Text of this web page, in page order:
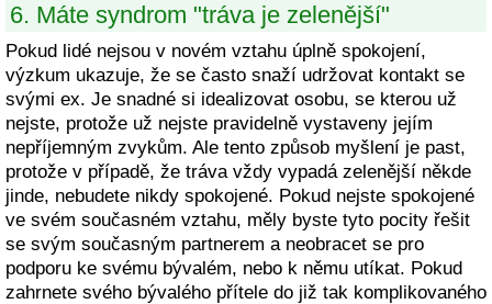
6. Máte syndrom "tráva je zelenější"
Pokud lidé nejsou v novém vztahu úplně spokojení,
výzkum ukazuje, že se často snaží udržovat kontakt se
svými ex. Je snadné si idealizovat osobu, se kterou už
nejste, protože už nejste pravidelně vystaveny jejím
nepříjemným zvykům. Ale tento způsob myšlení je past,
protože v případě, že tráva vždy vypadá zelenější někde
jinde, nebudete nikdy spokojené. Pokud nejste spokojené
ve svém současném vztahu, měly byste tyto pocity řešit
se svým současným partnerem a neobracet se pro
podporu ke svému bývalém, nebo k němu utíkat. Pokud
zahrnete svého bývalého přítele do již tak komplikovaného